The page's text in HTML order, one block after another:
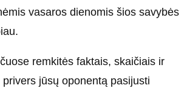
vasaros dienomis šios savybės
remkitės faktais, skaičiais ir
jūsų oponentą pasijusti